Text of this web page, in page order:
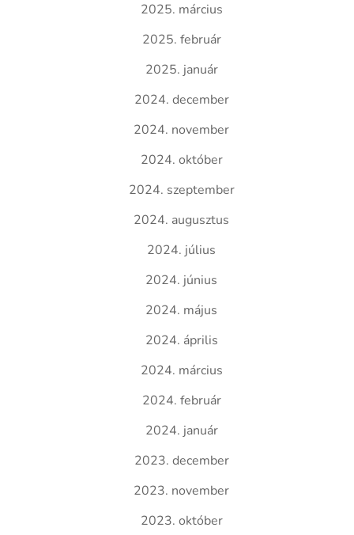
2025. március
2025. február
2025. január
2024. december
2024. november
2024. október
2024. szeptember
2024. augusztus
2024. július
2024. június
2024. május
2024. április
2024. március
2024. február
2024. január
2023. december
2023. november
2023. október